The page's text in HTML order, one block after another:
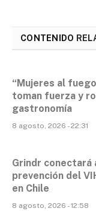
CONTENIDO
“Mujeres al
toman fuerza y
gastronomía
8 agosto, 2026 - 22:31
Grindr conectará
prevención del
en Chile
8 agosto, 2026 - 12:58